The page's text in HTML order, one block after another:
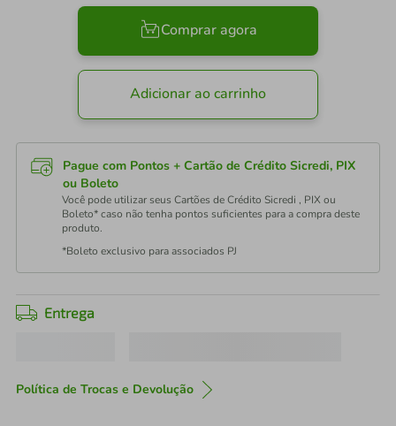
Comprar agora
Adicionar ao carrinho
Pague com Pontos + Cartão de Crédito Sicredi, PIX
ou Boleto
Você pode utilizar seus Cartões de Crédito Sicredi , PIX ou
Boleto* caso não tenha pontos suficientes para a compra deste
produto.
*Boleto exclusivo para associados PJ
Entrega
Política de Trocas e Devolução